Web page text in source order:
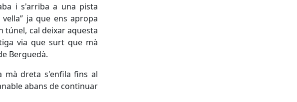
i s'arriba a una pista
ja que ens apropa
túnel, cal deixar aquesta
via que surt que mà
Berguedà.
mà dreta s'enfila fins al
abans de continuar